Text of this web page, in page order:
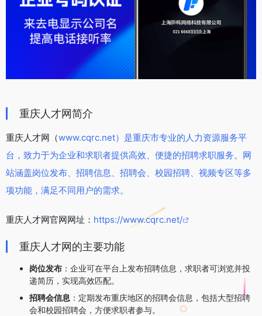
重庆人才网简介
重庆人才网（www.cqrc.net）是重庆市专业的人力资源服务平
台，致力于为企业和求职者提供高效、便捷的招聘求职服务。网
站涵盖岗位发布、招聘信息、招聘会、校园招聘、视频专区等多
项功能，满足不同用户的需求。
重庆人才网官网网址： https://www.cqrc.net/
重庆人才网的主要功能
岗位发布 ：企业可在平台上发布招聘信息，求职者可浏览并投
递简历，实现高效匹配。
招聘会信息 ：定期发布重庆地区的招聘会信息，包括大型招聘
会和校园招聘会，方便求职者参与。